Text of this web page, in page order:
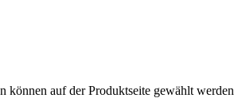
können auf der Produktseite gewählt werden